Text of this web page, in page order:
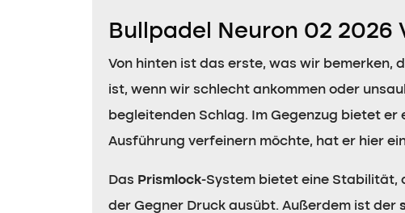
Bullpadel Neuron 02 2026
Von hinten ist das erste, was wir bemerken,
ist, wenn wir schlecht ankommen oder
begleitenden Schlag. Im Gegenzug bietet
Ausführung verfeinern möchte, hat er hier
Das Prismlock-System bietet eine Stabilität,
der Gegner Druck ausübt. Außerdem ist der